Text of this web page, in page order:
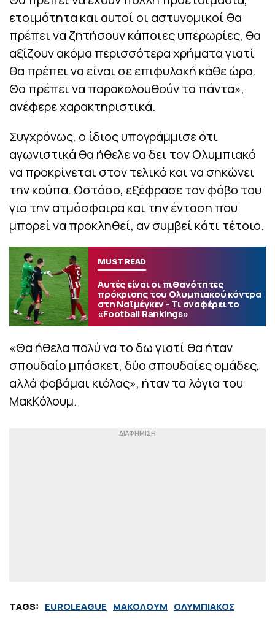
ετοιμότητα και αυτοί οι αστυνομικοί θα
πρέπει να ζητήσουν κάποιες υπερωρίες, θα
αξίζουν ακόμα περισσότερα χρήματα γιατί
θα πρέπει να είναι σε επιφυλακή κάθε ώρα.
Θα πρέπει να παρακολουθούν τα πάντα»,
ανέφερε χαρακτηριστικά.
Συγχρόνως, ο ίδιος υπογράμμισε ότι
αγωνιστικά θα ήθελε να δει τον Ολυμπιακό
να προκρίνεται στον τελικό και να σηκώνει
την κούπα. Ωστόσο, εξέφρασε τον φόβο του
για την ατμόσφαιρα και την ένταση που
μπορεί να προκληθεί, αν συμβεί κάτι τέτοιο.
MUST READ
Αυτές είναι οι πιθανότητες
πρόκρισης του Ολυμπιακού κόντρα
στη Ναϊμέγκεν - Τι αναφέρει το
«Football Rankings»
«Θα ήθελα πολύ να το δω γιατί θα ήταν
σπουδαίο μπάσκετ, δύο σπουδαίες ομάδες,
αλλά φοβάμαι κιόλας», ήταν τα λόγια του
ΜακΚόλουμ.
TAGS: EUROLEAGUE ΜΑΚΟΛΟΥΜ ΟΛΥΜΠΙΑΚΟΣ